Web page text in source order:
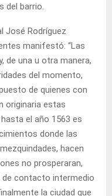
del barrio.
José Rodríguez
manifestó: “Las
de una u otra manera,
del momento,
de quienes con
originaria estas
el año 1563 es
donde las
hacen
no prosperaran,
de contacto intermedio
la ciudad que